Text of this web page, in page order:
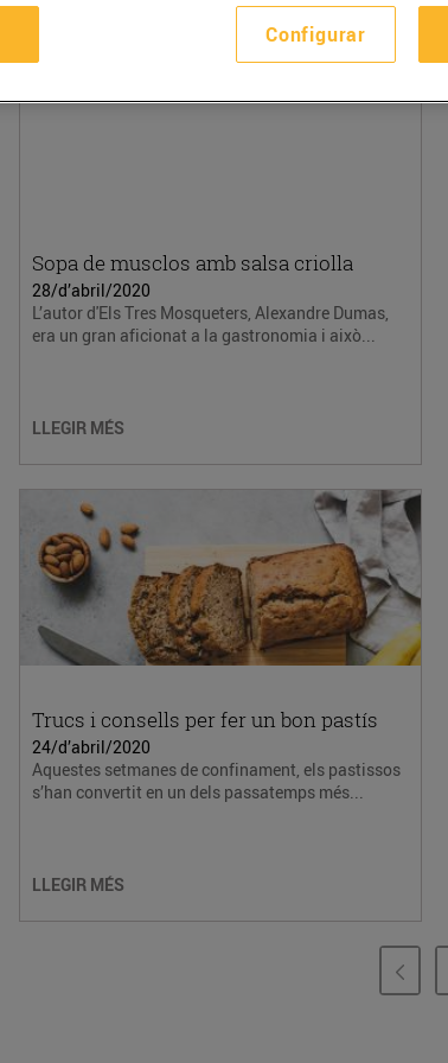
Sopa de musclos amb salsa criolla
28/d’abril/2020
L’autor d'Els Tres Mosqueters, Alexandre Dumas,
era un gran aficionat a la gastronomia i això...
LLEGIR MÉS
Trucs i consells per fer un bon pastís
24/d’abril/2020
Aquestes setmanes de confinament, els pastissos
s’han convertit en un dels passatemps més...
LLEGIR MÉS
Configurar